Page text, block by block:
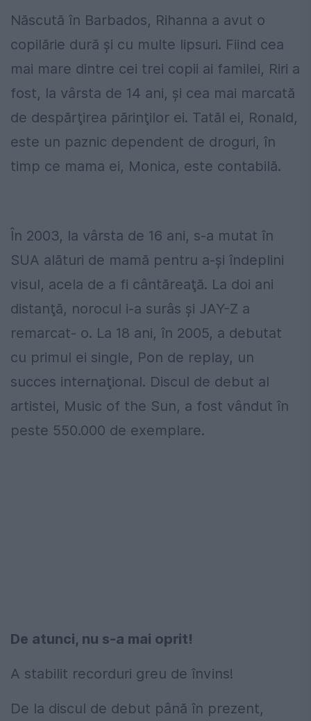
Născută în Barbados, Rihanna a avut o
copilărie dură şi cu multe lipsuri. Fiind cea
mai mare dintre cei trei copii ai familei, Riri a
fost, la vârsta de 14 ani, şi cea mai marcată
de despărţirea părinţilor ei. Tatăl ei, Ronald,
este un paznic dependent de droguri, în
timp ce mama ei, Monica, este contabilă.
În 2003, la vârsta de 16 ani, s-a mutat în
SUA alături de mamă pentru a-şi îndeplini
visul, acela de a fi cântăreaţă. La doi ani
distanţă, norocul i-a surâs şi JAY-Z a
remarcat- o. La 18 ani, în 2005, a debutat
cu primul ei single, Pon de replay, un
succes internaţional. Discul de debut al
artistei, Music of the Sun, a fost vândut în
peste 550.000 de exemplare.
De atunci, nu s-a mai oprit!
A stabilit recorduri greu de învins!
De la discul de debut până în prezent,